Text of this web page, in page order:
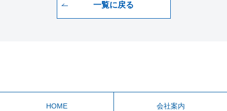
一覧に戻る
HOME 会社案内